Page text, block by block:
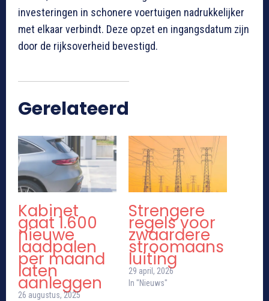
investeringen in schonere voertuigen nadrukkelijker
met elkaar verbindt. Deze opzet en ingangsdatum zijn
door de rijksoverheid bevestigd.
Gerelateerd
Kabinet
gaat 1.600
nieuwe
laadpalen
per maand
laten
aanleggen
26 augustus, 2025
Strengere
regels voor
zwaardere
stroomaans
luiting
29 april, 2026
In "Nieuws"